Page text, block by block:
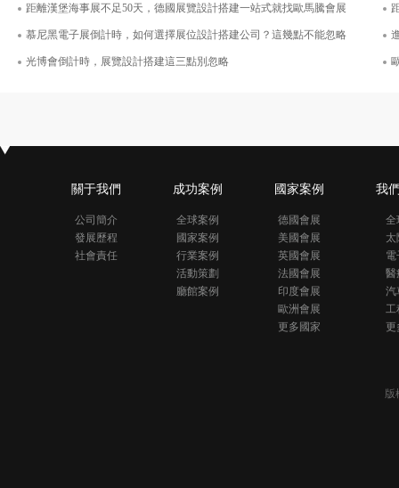
距離漢堡海事展不足50天，德國展覽設計搭建一站式就找歐馬騰會展
慕尼黑電子展倒計時，如何選擇展位設計搭建公司？這幾點不能忽略
光博會倒計時，展覽設計搭建這三點別忽略
關于我們
公司簡介
發展歷程
社會責任
成功案例
全球案例
國家案例
行業案例
活動策劃
廳館案例
國家案例
德國會展
美國會展
英國會展
法國會展
印度會展
歐洲會展
更多國家
我
全
太
電
醫
汽
工
更
版